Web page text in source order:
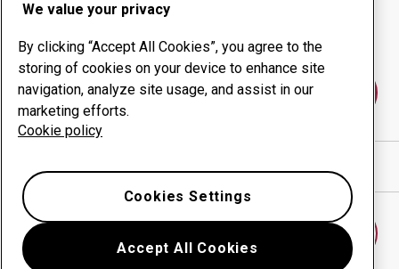
Gestione della
produttività
Contattaci
We value your privacy
By clicking “Accept All Cookies”, you agree to the
storing of cookies on your device to enhance site
navigation, analyze site usage, and assist in our
marketing efforts.
Cookie policy
Accept All Cookies
Cookies Settings